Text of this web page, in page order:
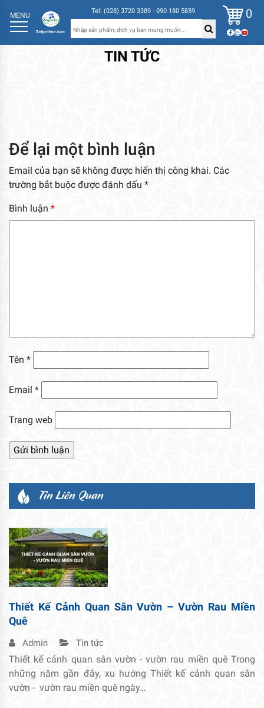
MENU Tel: (028) 3720 3389 - 090 180 5859 0
TIN TỨC
Để lại một bình luận
Email của bạn sẽ không được hiển thị công khai. Các
trường bắt buộc được đánh dấu *
Bình luận *
Tên *
Email *
Trang web
Tin Liên Quan
Thiết Kế Cảnh Quan Sân Vườn – Vườn Rau Miền
Quê
Admin Tin tức
Thiết kế cảnh quan sân vườn - vườn rau miền quê Trong
những năm gần đây, xu hướng Thiết kế cảnh quan sân
vườn - vườn rau miền quê ngày…